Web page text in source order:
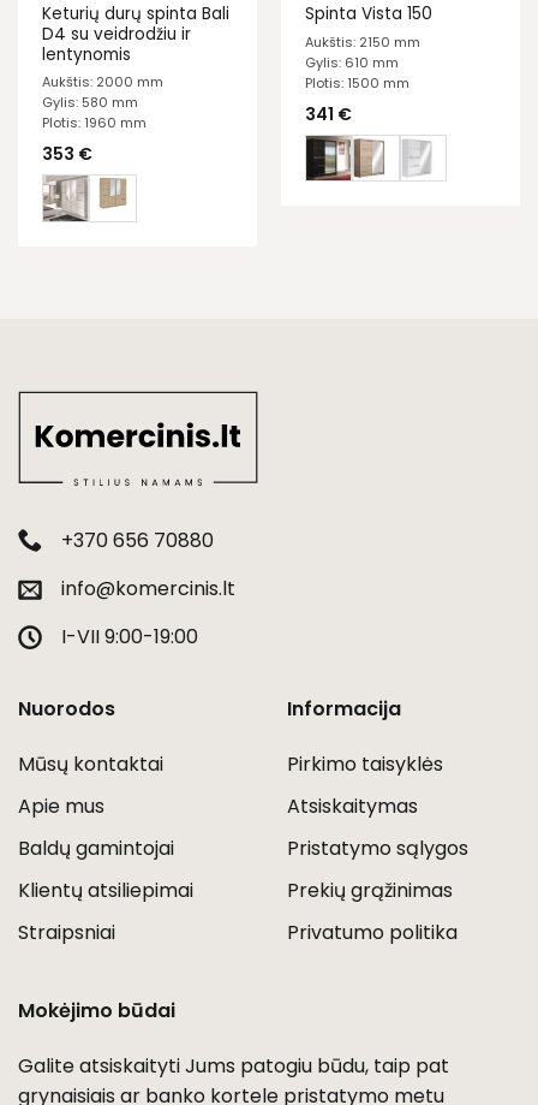
Keturių durų spinta Bali
D4 su veidrodžiu ir
lentynomis
Aukštis: 2000 mm
Gylis: 580 mm
Plotis: 1960 mm
353 €
Spinta Vista 150
Aukštis: 2150 mm
Gylis: 610 mm
Plotis: 1500 mm
341 €
+370 656 70880
info@komercinis.lt
I-VII 9:00-19:00
Nuorodos
Mūsų kontaktai
Apie mus
Baldų gamintojai
Klientų atsiliepimai
Straipsniai
Informacija
Pirkimo taisyklės
Atsiskaitymas
Pristatymo sąlygos
Prekių grąžinimas
Privatumo politika
Mokėjimo būdai
Galite atsiskaityti Jums patogiu būdu, taip pat
grynaisiais ar banko kortele pristatymo metu